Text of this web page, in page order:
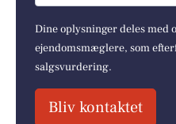
Dine oplysninger deles med
ejendomsmæglere, som
salgsvurdering.
Bliv kontaktet